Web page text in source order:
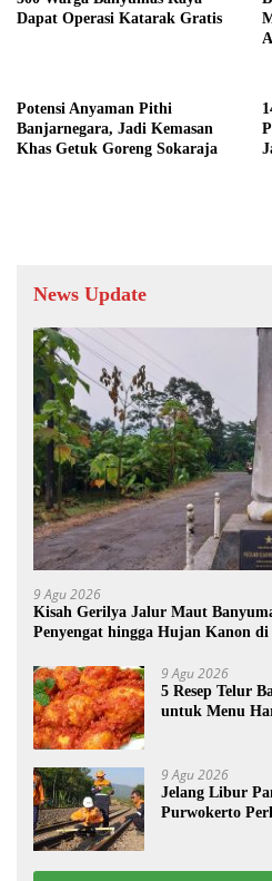
Dapat Operasi Katarak Gratis
Potensi Anyaman Pithi
Banjarnegara, Jadi Kemasan
Khas Getuk Goreng Sokaraja
News Update
9 Agu 2026
Kisah Gerilya Jalur Maut
Penyengat hingga Hujan Kanon
9 Agu 2026
5 Resep Telur
untuk Menu
9 Agu 2026
Jelang Libur
Purwokerto